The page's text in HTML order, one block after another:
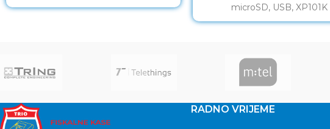
microSD, USB, XP101K
RADNO VRIJEME